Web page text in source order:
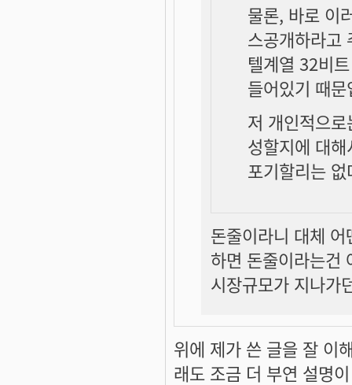
물론, 바로 이
스공개하라고
텔계열 32비
들어있기 때
저 개인적으
성할지에 대
포기할리는
돈줄이라니 대체
하면 돈줄이라는건
시장규모가 지나가
위에 제가 쓴 글을 잘 이
래도 조금 더 부연 설명